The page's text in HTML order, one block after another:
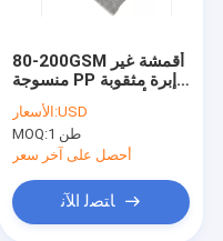
80-200GSM أقمشة غير
منسوجة PP إبرة مثقوبة
أقمشة غير منسوجة
لبطانة أريكة
الأسعار:USD
MOQ:
1 طن
أحصل على آخر سعر
ﺎﺘﺼﻟ ﺍﻶﻧ